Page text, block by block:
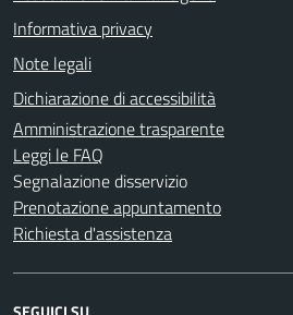
Informativa privacy
Note legali
Dichiarazione di accessibilità
Amministrazione trasparente
Leggi le FAQ
Segnalazione disservizio
Prenotazione appuntamento
Richiesta d'assistenza